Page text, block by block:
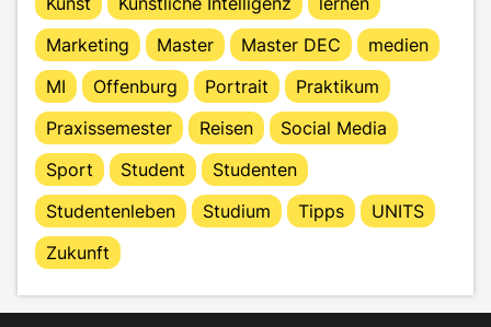
Marketing
Master Master DEC
medien
MI
Offenburg Portrait
Praktikum
Praxissemester
Reisen
Social Media
Sport
Student
Studenten
Studentenleben
Studium Tipps
UNITS
Zukunft